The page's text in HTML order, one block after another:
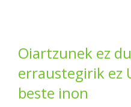
Oiartzunek ez
erraustegirik ez
beste inon